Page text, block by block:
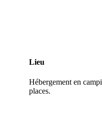
Lieu
Hébergement en
places.